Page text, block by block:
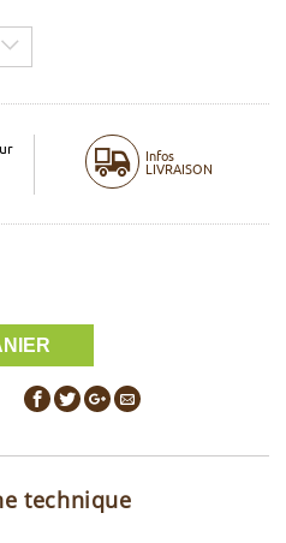
Infos
LIVRAISON
technique